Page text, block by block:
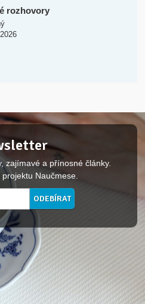
rozhovory
zajímavé a přínosné články.
Naučmese.